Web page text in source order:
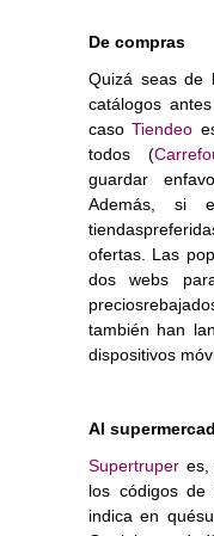
De compras
Quizá seas de
catálogos
caso Tiendeo
todos (
guardar
Además, si
ofertas. Las
dos webs
también han
dispositivos
Al
Supertruper es,
los códigos
indica en